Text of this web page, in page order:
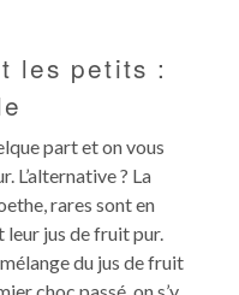
les petits :
part et on vous
L’alternative ? La
rares sont en
jus de fruit pur.
du jus de fruit